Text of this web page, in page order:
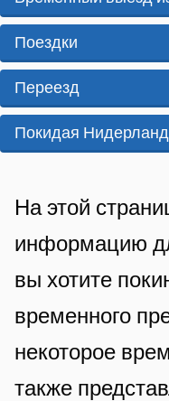
i
t
e
р
е
е
и
ъ
p
d
z
e
Поездки
Переезд
Покидая
A
m
На этой
информацию
вы хотите
временного
некоторое
также